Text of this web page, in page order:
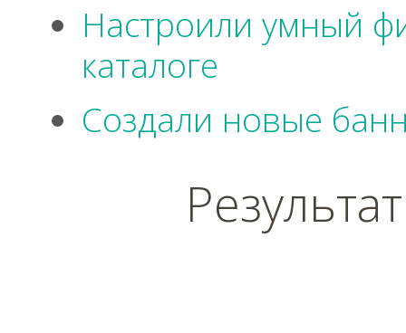
Настроили умный
каталоге
Создали новые